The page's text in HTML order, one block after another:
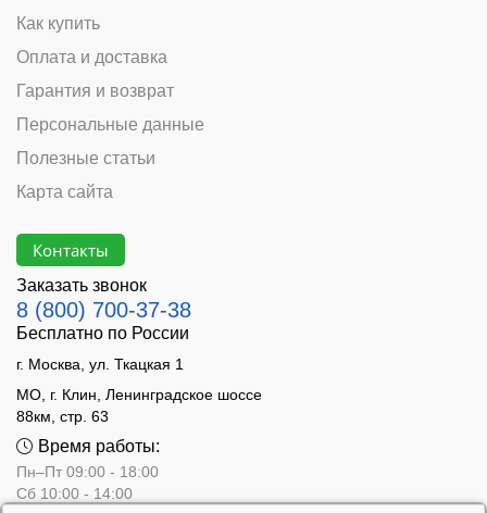
Как купить
Оплата и доставка
Гарантия и возврат
Персональные данные
Полезные статьи
Карта сайта
Контакты
Заказать звонок
8 (800) 700-37-38
Бесплатно по России
г. Москва, ул. Ткацкая 1
МО, г. Клин, Ленинградское шоссе
88км, стр. 63
Время работы:
Пн–Пт 09:00 - 18:00
Сб 10:00 - 14:00